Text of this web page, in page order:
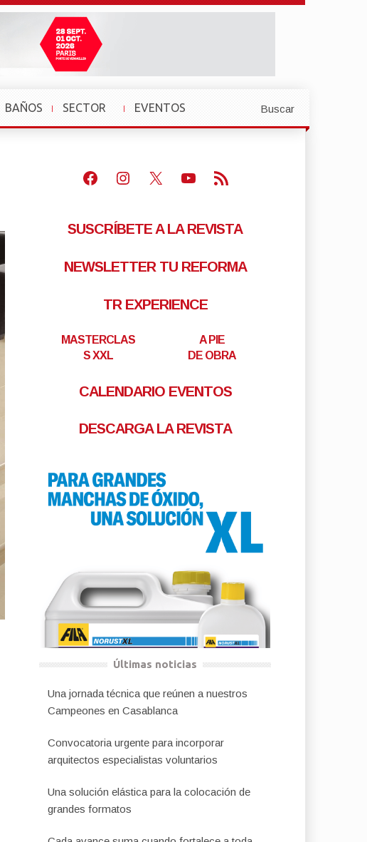
BAÑOS
SECTOR
»
EVENTOS
»
Buscar
Facebook
Instagram
X Youtube
Feed RSS
SUSCRÍBETE A LA REVISTA
NEWSLETTER TU REFORMA
TR EXPERIENCE
MASTERCLAS
S XXL
A PIE
DE OBRA
CALENDARIO EVENTOS
DESCARGA LA REVISTA
Últimas noticias
Una jornada técnica que reúnen a nuestros
Campeones en Casablanca
Convocatoria urgente para incorporar
arquitectos especialistas voluntarios
Una solución elástica para la colocación de
grandes formatos